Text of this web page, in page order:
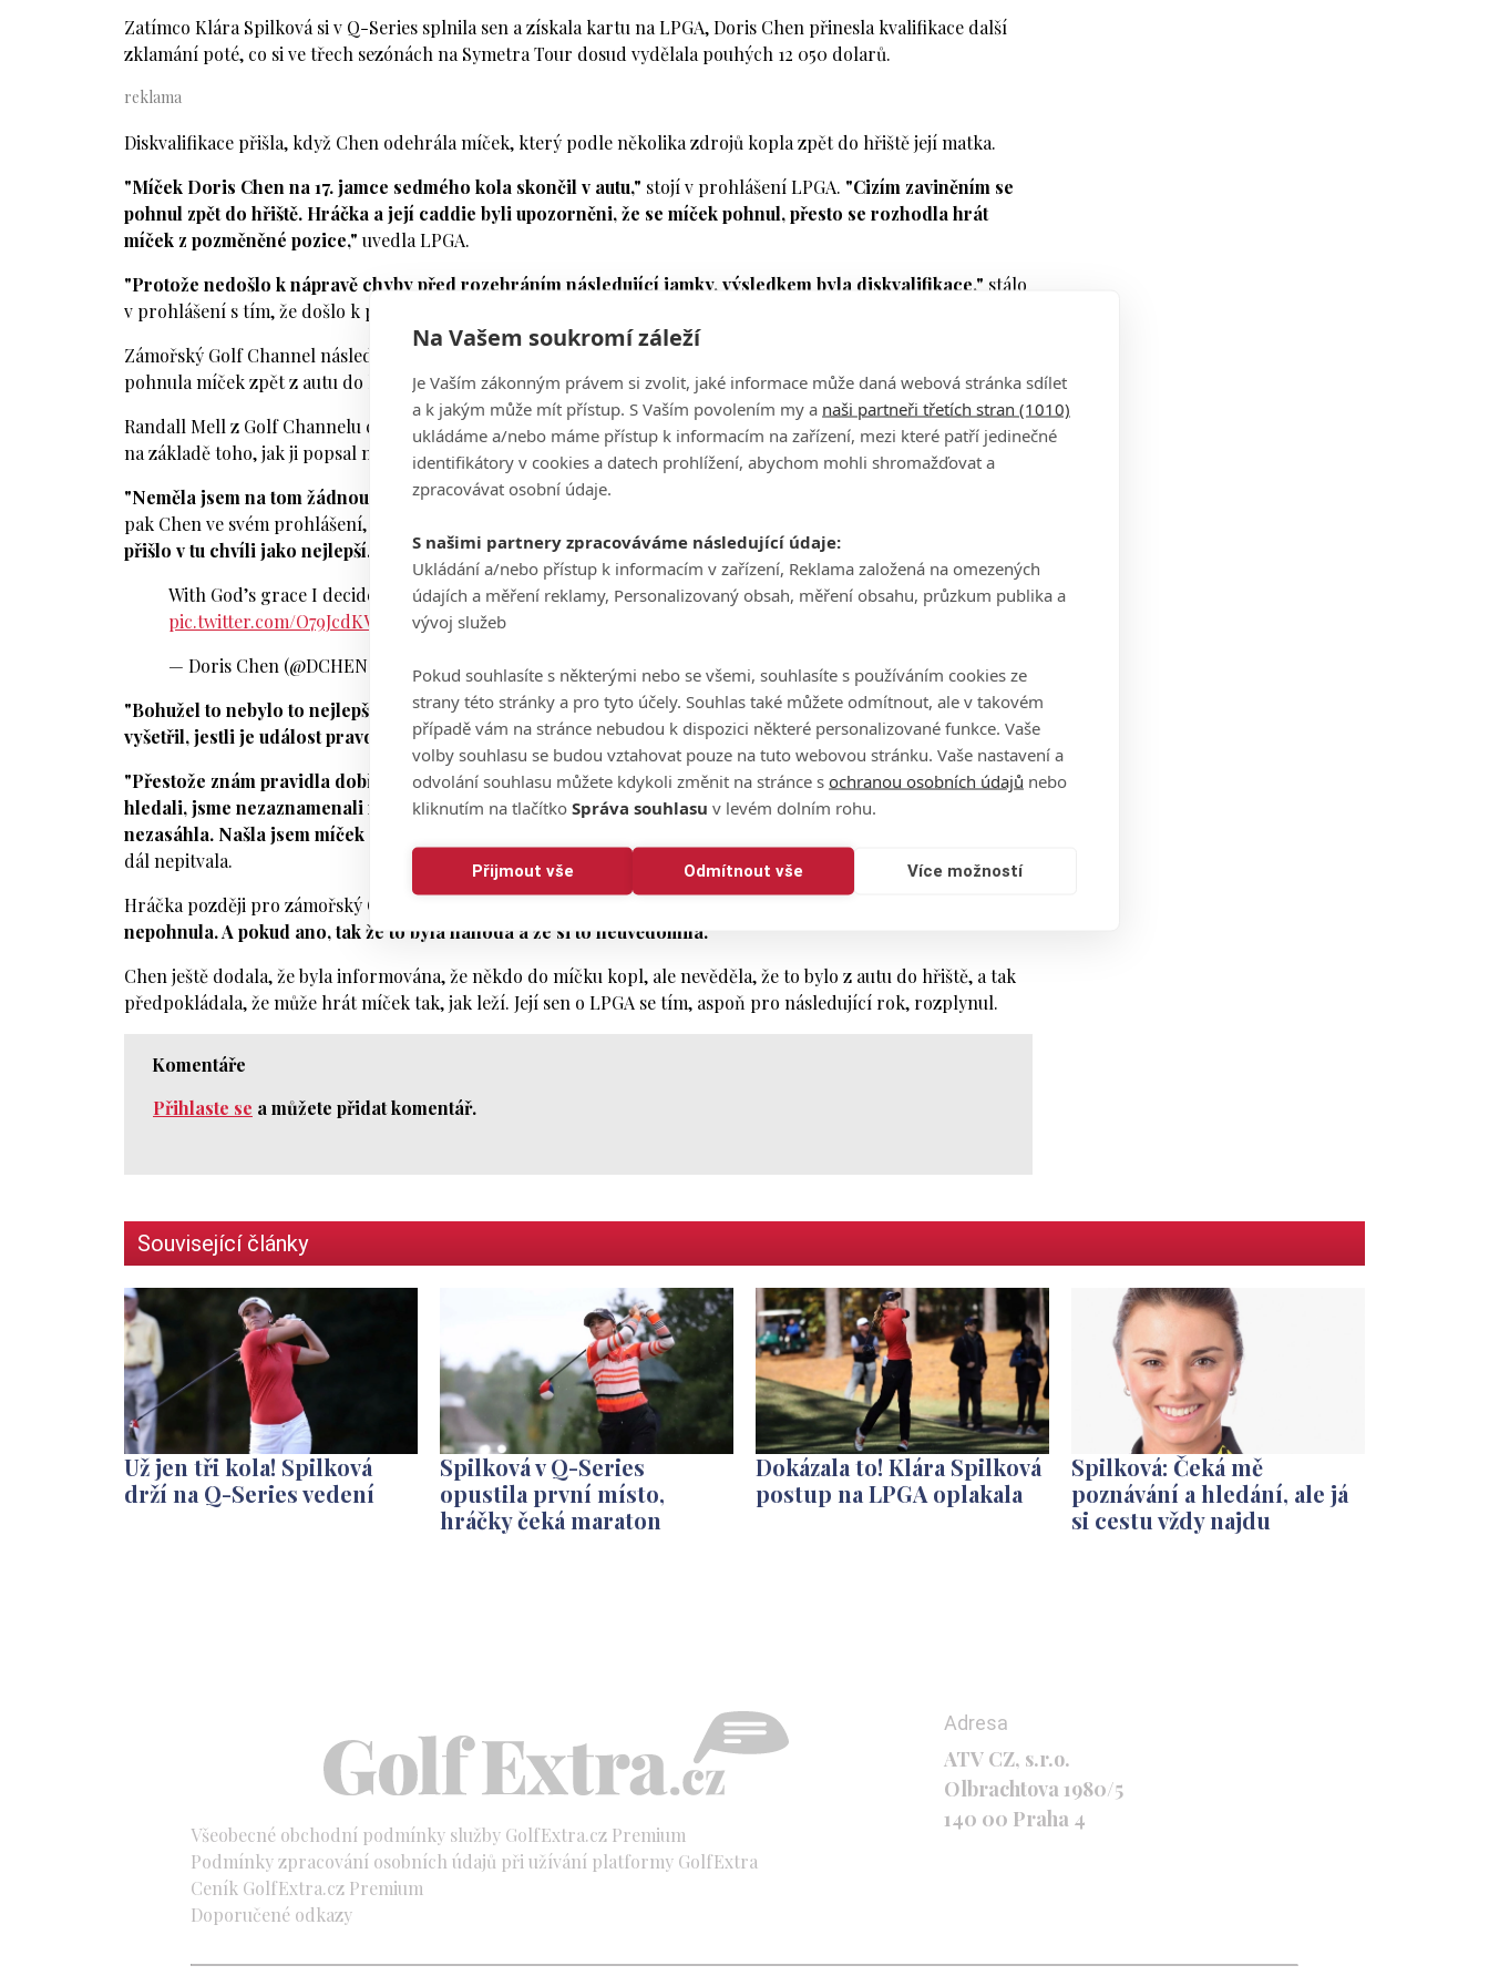
Na Vašem soukromí záleží
Je Vaším zákonným právem si zvolit, jaké informace může daná webová stránka sdílet
a k jakým může mít přístup. S Vaším povolením my a naši partneři třetích stran (1010)
ukládáme a/nebo máme přístup k informacím na zařízení, mezi které patří jedinečné
identifikátory v cookies a datech prohlížení, abychom mohli shromažďovat a
zpracovávat osobní údaje.
S našimi partnery zpracováváme následující údaje:
Ukládání a/nebo přístup k informacím v zařízení, Reklama založená na omezených
údajích a měření reklamy, Personalizovaný obsah, měření obsahu, průzkum publika a
vývoj služeb
Pokud souhlasíte s některými nebo se všemi, souhlasíte s používáním cookies ze
strany této stránky a pro tyto účely. Souhlas také můžete odmítnout, ale v takovém
případě vám na stránce nebudou k dispozici některé personalizované funkce. Vaše
volby souhlasu se budou vztahovat pouze na tuto webovou stránku. Vaše nastavení a
odvolání souhlasu můžete kdykoli změnit na stránce s ochranou osobních údajů nebo
kliknutím na tlačítko Správa souhlasu v levém dolním rohu.
Přijmout vše Odmítnout vše Více možností
Zatímco Klára Spilková si v Q-Series splnila sen a získala kartu na LPGA, Doris Chen přinesla kvalifikace další
zklamání poté, co si ve třech sezónách na Symetra Tour dosud vydělala pouhých 12 050 dolarů.
Diskvalifikace přišla, když Chen odehrála míček, který podle několika zdrojů kopla zpět do hřiště její matka.
"Míček Doris Chen na 17. jamce sedmého kola skončil v autu," stojí v prohlášení LPGA. "Cizím zaviněním se
pohnul zpět do hřiště. Hráčka a její caddie byli upozorněni, že se míček pohnul, přesto se rozhodla hrát
míček z pozměněné pozice," uvedla LPGA.
"Protože nedošlo k nápravě chyby před rozehráním následující jamky, výsledkem byla diskvalifikace," stálo
v prohlášení s tím, že došlo k porušení pravidla 15-3b.
Zámořský Golf Channel následně uvedl, že podle jejich zdrojů to byla Chenina matka Yuh-Guey Lin, která
pohnula míček zpět z autu do hřiště.
Randall Mell z Golf Channelu citoval zdroj z LPGA, který mu potvrdil, že LPGA identifikovala matku jako viníka
na základě toho, jak ji popsal majitel domu u hřiště, který celý incident pozoroval.
"Neměla jsem na tom žádnou přímou účast, ani jsem neměla v úmyslu, aby se něco takového stalo,"
pak Chen ve svém prohlášení, které umístila na Twitter.
přišlo v tu chvíli jako nejlepší,"
napsala Chen.
With God’s grace I decide to move on. Please respect my privacy. Thank you.
pic.twitter.com/O79JcdKVON
— Doris Chen (@DCHEN_03)
4. listopadu 2018
"Bohužel to nebylo to nejlepší rozhodnutí. Byla to moje zodpovědnost jako hráče zavolat si rozhodčího, aby
vyšetřil, jestli je událost pravdivá nebo mylná(pohnutí míčku zpět do hřiště, pozn.),"přiznala Chen.
"Přestože znám pravidla dobře, musím se ujistit, že můj caddie, dobrovolník, nebo já, kdo jsme míček
hledali, jsme nezaznamenali nic podezřelého. V tu chvíli jsem nic neviděla ani neslyšela, ale ani jsem nijak
nezasáhla. Našla jsem míček a odehrála jsem ho,"
dál nepitvala.
Hráčka později pro zámořský Golf Digest uvedla, že se situací konfrontovala svou matku.
nepohnula. A pokud ano, tak že to byla náhoda a že si to neuvědomila."
Chen ještě dodala, že byla informována, že někdo do míčku kopl, ale nevěděla, že to bylo z autu do hřiště, a tak
předpokládala, že může hrát míček tak, jak leží. Její sen o LPGA se tím, aspoň pro následující rok, rozplynul.
Komentáře
Přihlaste se a můžete přidat komentář.
Související články
Už jen tři kola! Spilková
drží na Q-Series vedení
Spilková v Q-Series
opustila první místo,
hráčky čeká maraton
Dokázala to! Klára Spilková
postup na LPGA oplakala
Spilková: Čeká mě
poznávání a hledání, ale já
si cestu vždy najdu
Všeobecné obchodní podmínky služby GolfExtra.cz Premium
Podmínky zpracování osobních údajů při užívání platformy GolfExtra
Ceník GolfExtra.cz Premium
Doporučené odkazy
Adresa
ATV CZ, s.r.o.
Olbrachtova 1980/5
140 00 Praha 4